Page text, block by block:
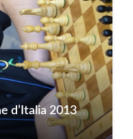
d’Italia 2013